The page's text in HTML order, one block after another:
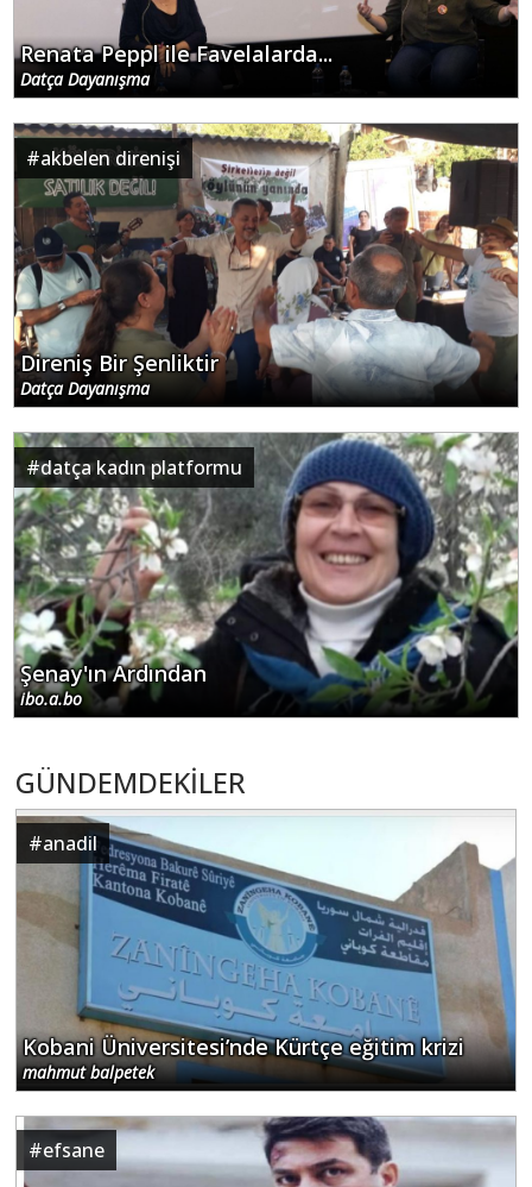
Renata Peppl ile Favelalarda...
Datça Dayanışma
#akbelen direnişi
Direniş Bir Şenliktir
Datça Dayanışma
#datça kadın platformu
Şenay'ın Ardından
ibo.a.bo
GÜNDEMDEKİLER
#anadil
Kobani Üniversitesi’nde Kürtçe eğitim krizi
mahmut balpetek
#efsane